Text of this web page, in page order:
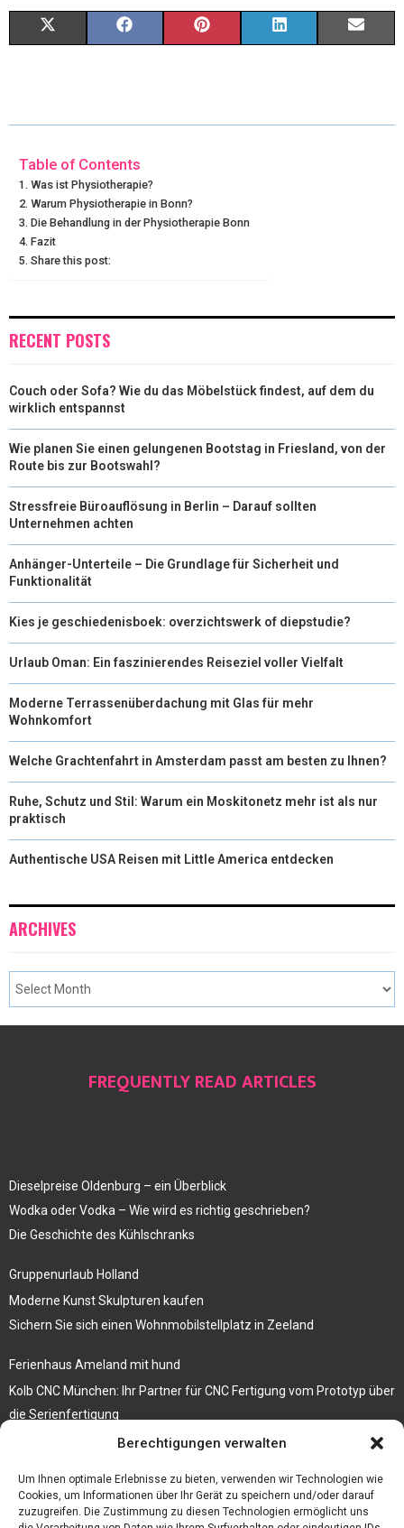
Berechtigungen verwalten
Um Ihnen optimale Erlebnisse zu bieten, verwenden wir Technologien wie
Cookies, um Informationen über Ihr Gerät zu speichern und/oder darauf
zuzugreifen. Die Zustimmung zu diesen Technologien ermöglicht uns
W
T
T
E
)
E
O
O
T
E
K I
Table of Contents
Was ist Physiotherapie?
Warum Physiotherapie in Bonn?
Die Behandlung in der Physiotherapie Bonn
Fazit
Share this post:
RECENT POSTS
Couch oder Sofa? Wie du das Möbelstück findest, auf dem du
wirklich entspannst
Wie planen Sie einen gelungenen Bootstag in Friesland, von der
Route bis zur Bootswahl?
Stressfreie Büroauflösung in Berlin – Darauf sollten
Unternehmen achten
Anhänger-Unterteile – Die Grundlage für Sicherheit und
Funktionalität
Kies je geschiedenisboek: overzichtswerk of diepstudie?
Urlaub Oman: Ein faszinierendes Reiseziel voller Vielfalt
Moderne Terrassenüberdachung mit Glas für mehr
Wohnkomfort
Welche Grachtenfahrt in Amsterdam passt am besten zu Ihnen?
Ruhe, Schutz und Stil: Warum ein Moskitonetz mehr ist als nur
praktisch
Authentische USA Reisen mit Little America entdecken
ARCHIVES
FREQUENTLY READ ARTICLES
Dieselpreise Oldenburg – ein Überblick
Wodka oder Vodka – Wie wird es richtig geschrieben?
Die Geschichte des Kühlschranks
Gruppenurlaub Holland
Moderne Kunst Skulpturen kaufen
Sichern Sie sich einen Wohnmobilstellplatz in Zeeland
Ferienhaus Ameland mit hund
Kolb CNC München: Ihr Partner für CNC Fertigung vom Prototyp über
die Serienfertigung
Der beste höhenverstellbare Schreibtisch
Branchenbuch Krefeld